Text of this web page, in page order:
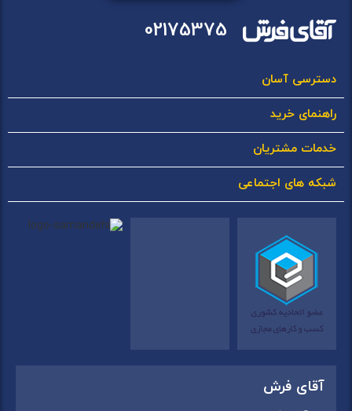
02175375
دسترسی آسان
راهنمای خرید
خدمات مشتریان
شبکه های اجتماعی
آقای فرش